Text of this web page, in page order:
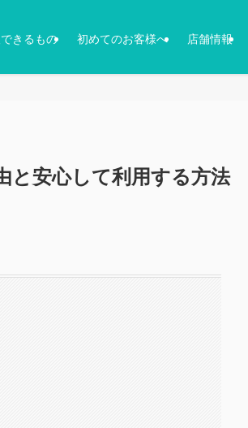
きるもの 初めてのお客様へ 店舗情報
と安心して利用する方法